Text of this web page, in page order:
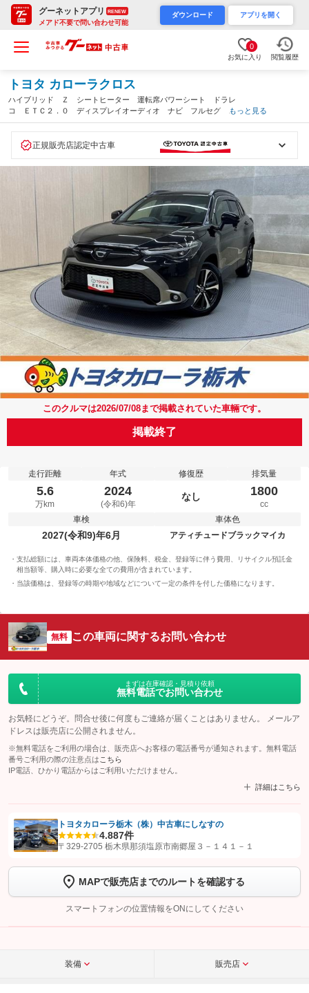
グーネットアプリ RENEW
メアド不要で問い合わせ可能
ダウンロード アプリを開く
0
お気に入り 閲覧履歴
トヨタ カローラクロス
ハイブリッド Ｚ シートヒーター 運転席パワーシート ドラレ
コ ＥＴＣ２．０ ディスプレイオーディオ ナビ フルセグ バ
ックモニター Ｂｌｕｅｔｏｏｔｈ ハンズフリーバックドア ク
もっと見る
正規販売店認定中古車
このクルマは2026/07/08まで掲載されていた車輛です。
掲載終了
走行距離
5.6
万km
年式
2024
(令和6)年
修復歴
なし
排気量
1800
cc
車検
2027(令和9)年6月
車体色
アティチュードブラックマイカ
支払総額には、車両本体価格の他、保険料、税金、登録等に伴う費用、リサイクル預託金
相当額等、購入時に必要な全ての費用が含まれています。
当該価格は、登録等の時期や地域などについて一定の条件を付した価格になります。
無料 この車両に関するお問い合わせ
まずは在庫確認・見積り依頼
無料電話でお問い合わせ
お気軽にどうぞ。問合せ後に何度もご連絡が届くことはありません。 メールア
ドレスは販売店に公開されません。
※無料電話をご利用の場合は、販売店へお客様の電話番号が通知されます。無料電話
番号ご利用の際の注意点は こちら
IP電話、ひかり電話からはご利用いただけません。
詳細はこちら
【STEP1】認証画面でグーネットを友だち追加してから「許可する」ボタンを押
トーク画面で
ボタンをタップして問い合わせを
完了してください。
こちら
トヨタカローラ栃木（株）中古車にしなすの
4.887件
〒329-2705 栃木県那須塩原市南郷屋３－１４１－１
MAPで販売店までのルートを確認する
スマートフォンの位置情報をONにしてください
装備 販売店